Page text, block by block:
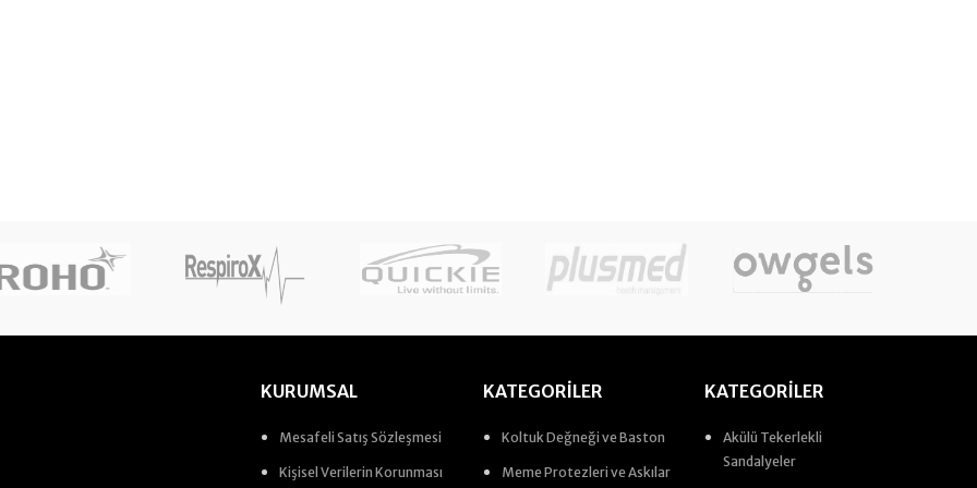
KURUMSAL
Mesafeli Satış Sözleşmesi
Kişisel Verilerin Korunması
KATEGORILER
Koltuk Değneği ve Baston
Meme Protezleri ve Askılar
KATEGORILER
Akülü Tekerlekli
Sandalyeler